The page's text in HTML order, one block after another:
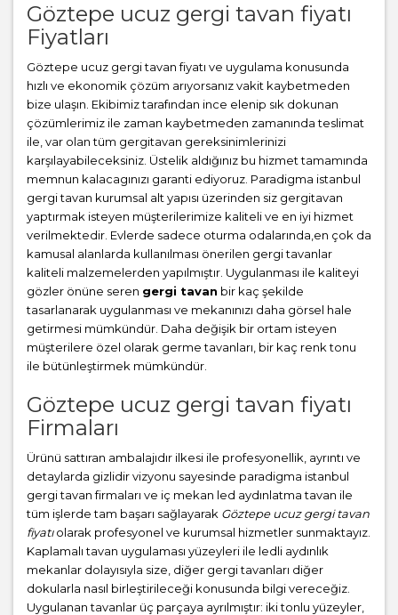
Göztepe ucuz gergi tavan fiyatı
Fiyatları
Göztepe ucuz gergi tavan fiyatı ve uygulama konusunda
hızlı ve ekonomik çözüm arıyorsanız vakit kaybetmeden
bize ulaşın. Ekibimiz tarafından ince elenip sık dokunan
çözümlerimiz ile zaman kaybetmeden zamanında teslimat
ile, var olan tüm gergitavan gereksinimlerinizi
karşılayabileceksiniz. Üstelik aldığınız bu hizmet tamamında
memnun kalacagınızı garanti ediyoruz. Paradigma istanbul
gergi tavan kurumsal alt yapısı üzerinden siz gergitavan
yaptırmak isteyen müşterilerimize kaliteli ve en iyi hizmet
verilmektedir. Evlerde sadece oturma odalarında,en çok da
kamusal alanlarda kullanılması önerilen gergi tavanlar
kaliteli malzemelerden yapılmıştır. Uygulanması ile kaliteyi
gözler önüne seren gergi tavan bir kaç şekilde
tasarlanarak uygulanması ve mekanınızı daha görsel hale
getirmesi mümkündür. Daha değişik bir ortam isteyen
müşterilere özel olarak germe tavanları, bir kaç renk tonu
ile bütünleştirmek mümkündür.
Göztepe ucuz gergi tavan fiyatı
Firmaları
Ürünü sattıran ambalajıdır ilkesi ile profesyonellik, ayrıntı ve
detaylarda gizlidir vizyonu sayesinde paradigma istanbul
gergi tavan firmaları ve iç mekan led aydınlatma tavan ile
tüm işlerde tam başarı sağlayarak Göztepe ucuz gergi tavan
fiyatıolarak profesyonel ve kurumsal hizmetler sunmaktayız.
Kaplamalı tavan uygulaması yüzeyleri ile ledli aydınlık
mekanlar dolayısıyla size, diğer gergi tavanları diğer
dokularla nasıl birleştirileceği konusunda bilgi vereceğiz.
Uygulanan tavanlar üç parçaya ayrılmıştır: iki tonlu yüzeyler,